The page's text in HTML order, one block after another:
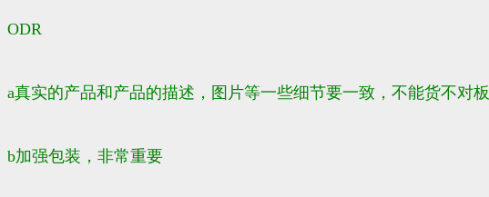
ODR
a真实的产品和产品的描述，图片等一些细节要一致，不能货不对板
b加强包装，非常重要